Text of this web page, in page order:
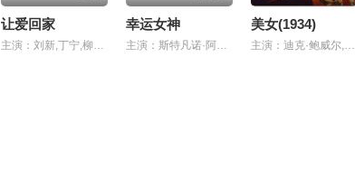
让爱回家
主演：刘新,丁宁,柳佳慧,马新平,杨朝成
幸运女神
主演：斯特凡诺·阿科尔西,杰丝敏·特丽卡,爱德华多·莱奥
美女(1934)
主演：迪克·鲍威尔,鲁比·基勒,Hugh,Herbert